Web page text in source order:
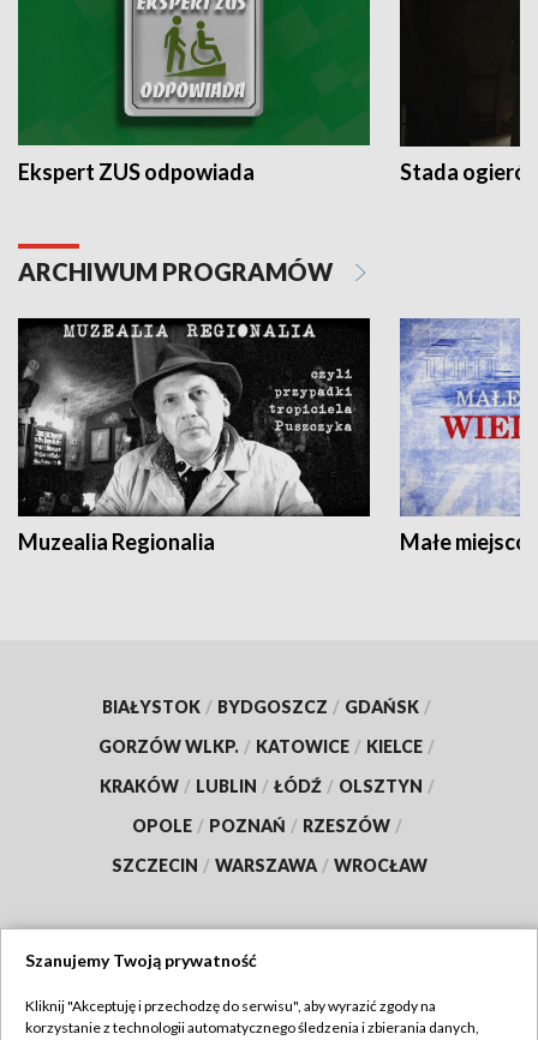
Ekspert ZUS odpowiada Stada
ARCHIWUM PROGRAMÓW
Muzealia Regionalia Małe
BIAŁYSTOK / BYDGOSZCZ / GDAŃSK /
GORZÓW WLKP. / KATOWICE / KIELCE /
KRAKÓW / LUBLIN / ŁÓDŹ / OLSZTYN /
OPOLE / POZNAŃ / RZESZÓW /
SZCZECIN / WARSZAWA / WROCŁAW
TVP
Szanujemy Twoją prywatność
Kliknij "Akceptuję i przechodzę do serwisu", aby wyrazić zgody na
korzystanie z technologii automatycznego śledzenia i zbierania danych,